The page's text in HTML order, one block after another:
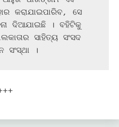
କରାଯାଇପାରିବ, ସେ
ଦିଆଯାଇଛି । ବହିଟିକୁ
ସାହିତ୍ୟ ସଂସଦ
ସଂସ୍ଥା ।